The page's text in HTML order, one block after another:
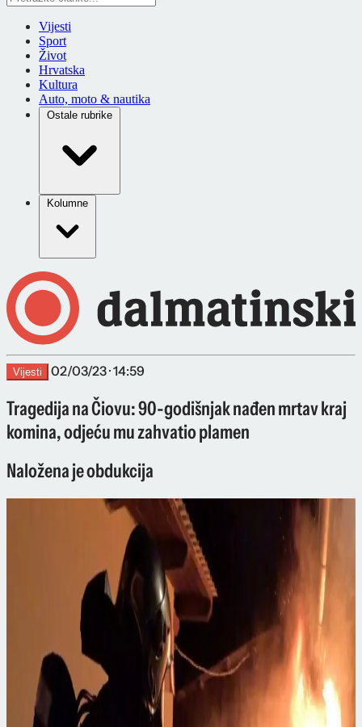
Vijesti
Sport
Život
Hrvatska
Kultura
Auto, moto & nautika
Ostale rubrike
Kolumne
Vijesti 02/03/23 · 14:59
Tragedija na Čiovu: 90-godišnjak nađen mrtav kraj
komina, odjeću mu zahvatio plamen
Naložena je obdukcija